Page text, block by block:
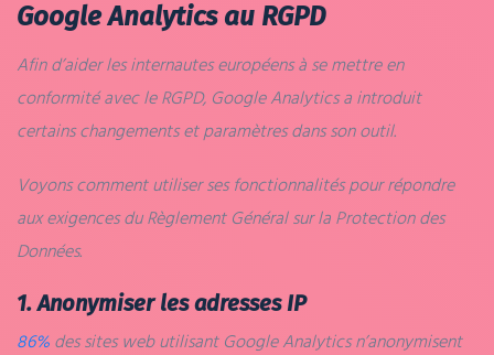
Google Analytics au RGPD
Afin d’aider les internautes européens à se mettre en
conformité avec le RGPD, Google Analytics a introduit
certains changements et paramètres dans son outil.
Voyons comment utiliser ses fonctionnalités pour répondre
aux exigences du Règlement Général sur la Protection des
Données.
1. Anonymiser les adresses IP
86% des sites web utilisant Google Analytics n’anonymisent